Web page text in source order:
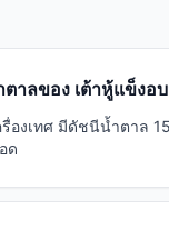
าลของ เต้าหู้แข็งอ
องเทศ มีดัชนีน้ำตาล
ด